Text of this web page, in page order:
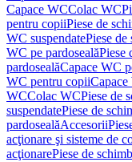
Capace WCColac WC
pentru copiiPiese de
WC suspendatePiese de
WC pe pardosealăPiese
pardosealăCapace WC
WC pentru copiiCapace
WCColac WCPiese de
suspendatePiese de
pardosealăAccesorii
acţionare şi sisteme de
acţionarePiese de